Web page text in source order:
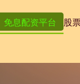
免息配资平台 股